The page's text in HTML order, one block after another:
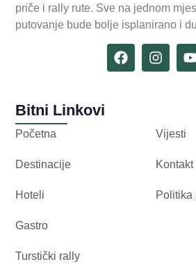
priče i rally rute. Sve na jednom
putovanje bude bolje isplanirano i
Bitni Linkovi
Početna
Destinacije
Hoteli
Gastro
Turstički rally
Vijesti
Kontakt
Politika